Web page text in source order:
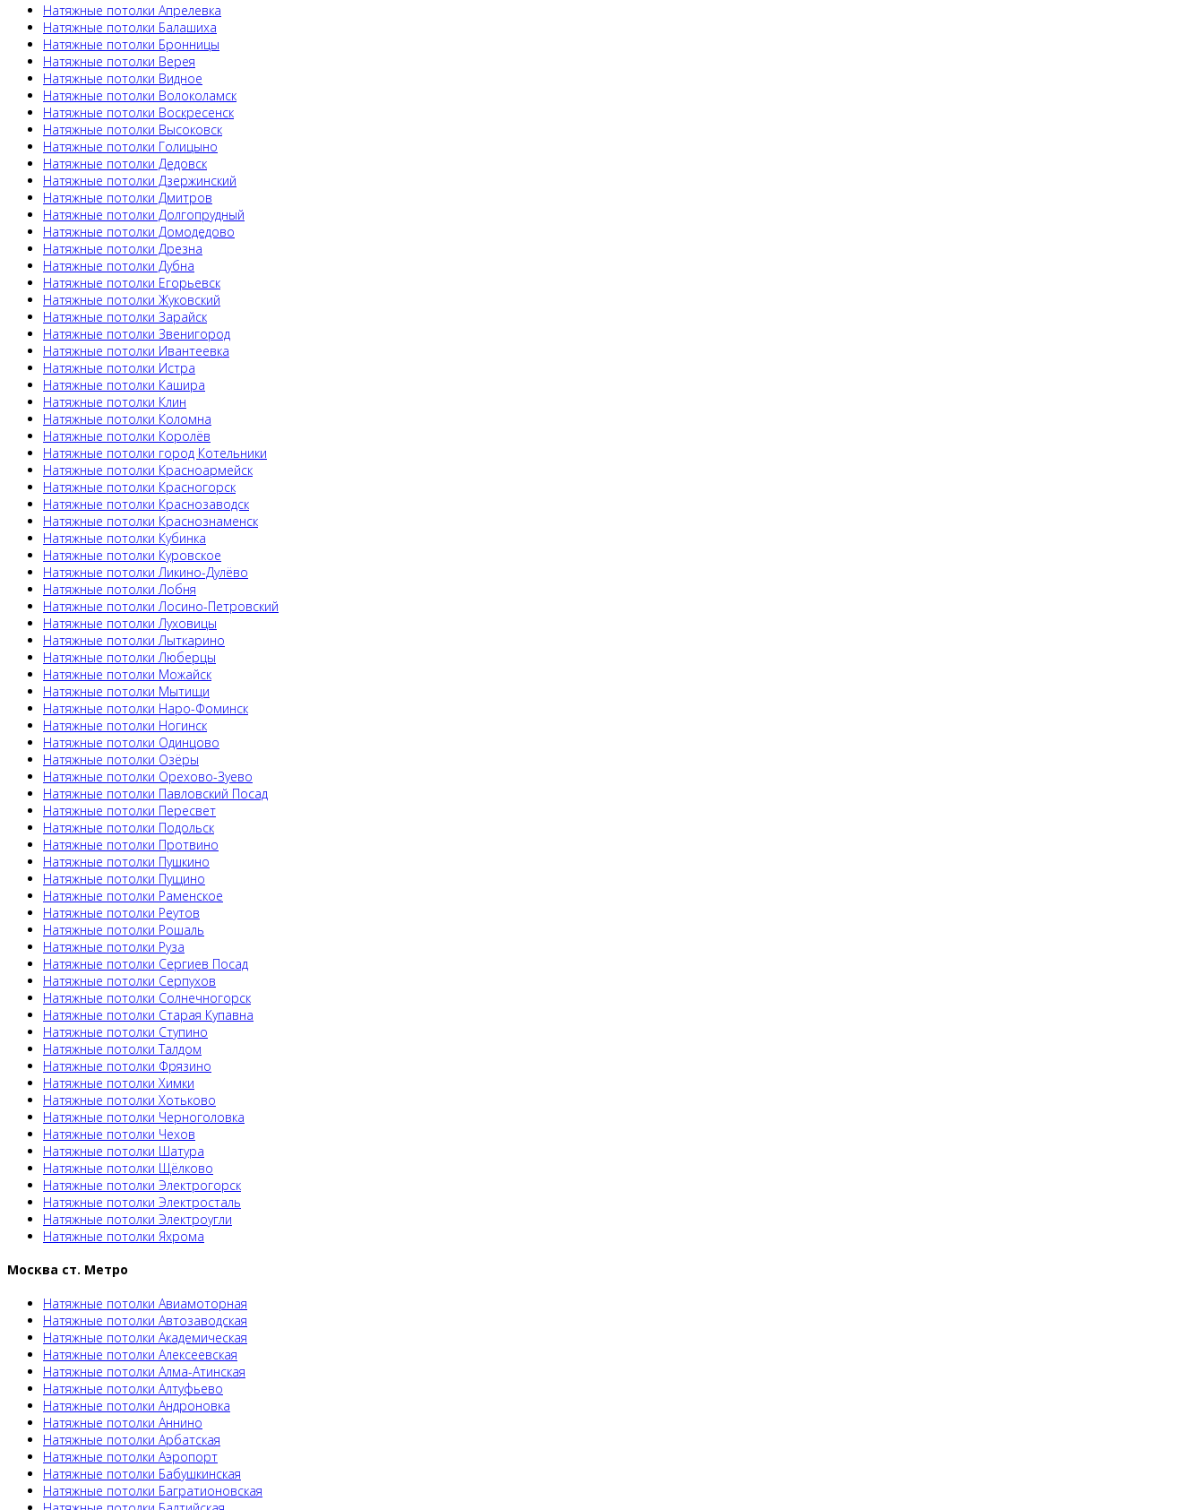
Натяжные потолки Апрелевка
Натяжные потолки Балашиха
Натяжные потолки Бронницы
Натяжные потолки Верея
Натяжные потолки Видное
Натяжные потолки Волоколамск
Натяжные потолки Воскресенск
Натяжные потолки Высоковск
Натяжные потолки Голицыно
Натяжные потолки Дедовск
Натяжные потолки Дзержинский
Натяжные потолки Дмитров
Натяжные потолки Долгопрудный
Натяжные потолки Домодедово
Натяжные потолки Дрезна
Натяжные потолки Дубна
Натяжные потолки Егорьевск
Натяжные потолки Жуковский
Натяжные потолки Зарайск
Натяжные потолки Звенигород
Натяжные потолки Ивантеевка
Натяжные потолки Истра
Натяжные потолки Кашира
Натяжные потолки Клин
Натяжные потолки Коломна
Натяжные потолки Королёв
Натяжные потолки город Котельники
Натяжные потолки Красноармейск
Натяжные потолки Красногорск
Натяжные потолки Краснозаводск
Натяжные потолки Краснознаменск
Натяжные потолки Кубинка
Натяжные потолки Куровское
Натяжные потолки Ликино-Дулёво
Натяжные потолки Лобня
Натяжные потолки Лосино-Петровский
Натяжные потолки Луховицы
Натяжные потолки Лыткарино
Натяжные потолки Люберцы
Натяжные потолки Можайск
Натяжные потолки Мытищи
Натяжные потолки Наро-Фоминск
Натяжные потолки Ногинск
Натяжные потолки Одинцово
Натяжные потолки Озёры
Натяжные потолки Орехово-Зуево
Натяжные потолки Павловский Посад
Натяжные потолки Пересвет
Натяжные потолки Подольск
Натяжные потолки Протвино
Натяжные потолки Пушкино
Натяжные потолки Пущино
Натяжные потолки Раменское
Натяжные потолки Реутов
Натяжные потолки Рошаль
Натяжные потолки Руза
Натяжные потолки Сергиев Посад
Натяжные потолки Серпухов
Натяжные потолки Солнечногорск
Натяжные потолки Старая Купавна
Натяжные потолки Ступино
Натяжные потолки Талдом
Натяжные потолки Фрязино
Натяжные потолки Химки
Натяжные потолки Хотьково
Натяжные потолки Черноголовка
Натяжные потолки Чехов
Натяжные потолки Шатура
Натяжные потолки Щёлково
Натяжные потолки Электрогорск
Натяжные потолки Электросталь
Натяжные потолки Электроугли
Натяжные потолки Яхрома
Москва ст. Метро
Натяжные потолки Авиамоторная
Натяжные потолки Автозаводская
Натяжные потолки Академическая
Натяжные потолки Алексеевская
Натяжные потолки Алма-Атинская
Натяжные потолки Алтуфьево
Натяжные потолки Андроновка
Натяжные потолки Аннино
Натяжные потолки Арбатская
Натяжные потолки Аэропорт
Натяжные потолки Бабушкинская
Натяжные потолки Багратионовская